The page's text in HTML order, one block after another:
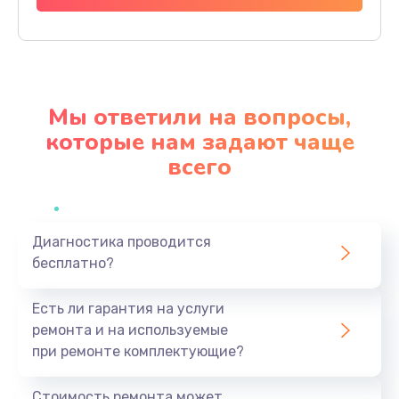
Заказать
Замена задней крышки
Заказать
890 руб.
Мы ответили на вопросы,
которые нам задают чаще
всего
Диагностика проводится
бесплатно?
Есть ли гарантия на услуги
ремонта и на используемые
при ремонте комплектующие?